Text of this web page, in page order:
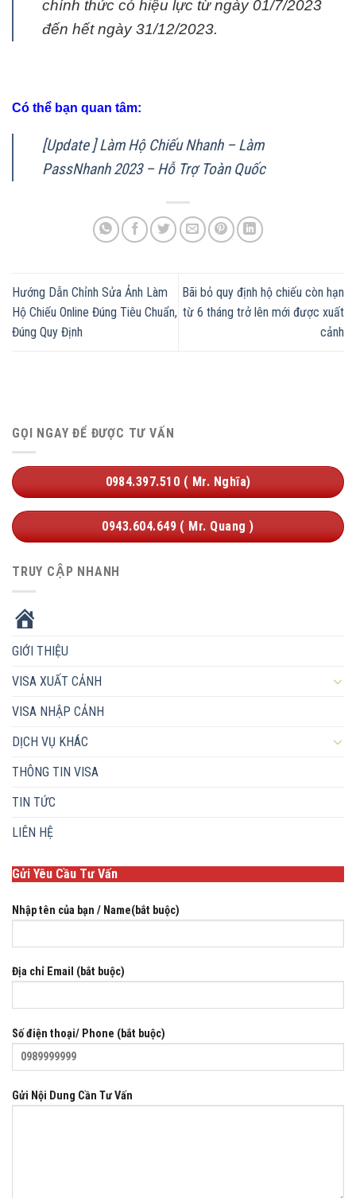
chính thức có hiệu lực từ ngày 01/7/2023
đến hết ngày 31/12/2023.
Có thể bạn quan tâm:
[Update ] Làm Hộ Chiếu Nhanh – Làm
PassNhanh 2023 – Hỗ Trợ Toàn Quốc
Hướng Dẫn Chỉnh Sửa Ảnh Làm
Hộ Chiếu Online Đúng Tiêu Chuẩn,
Đúng Quy Định
Bãi bỏ quy định hộ chiếu còn hạn
từ 6 tháng trở lên mới được xuất
cảnh
GỌI NGAY ĐỂ ĐƯỢC TƯ VẤN
0984.397.510 ( Mr. Nghĩa)
0943.604.649 ( Mr. Quang )
TRUY CẬP NHANH
GIỚI THIỆU
VISA XUẤT CẢNH
VISA NHẬP CẢNH
DỊCH VỤ KHÁC
THÔNG TIN VISA
TIN TỨC
LIÊN HỆ
Gửi Yêu Cầu Tư Vấn
Nhập tên của bạn / Name(bắt buộc)
Địa chỉ Email (bắt buộc)
Số điện thoại/ Phone (bắt buộc)
Gửi Nội Dung Cần Tư Vấn